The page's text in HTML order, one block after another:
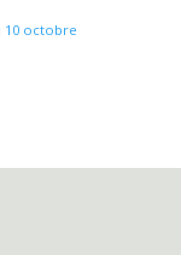
10 octobre